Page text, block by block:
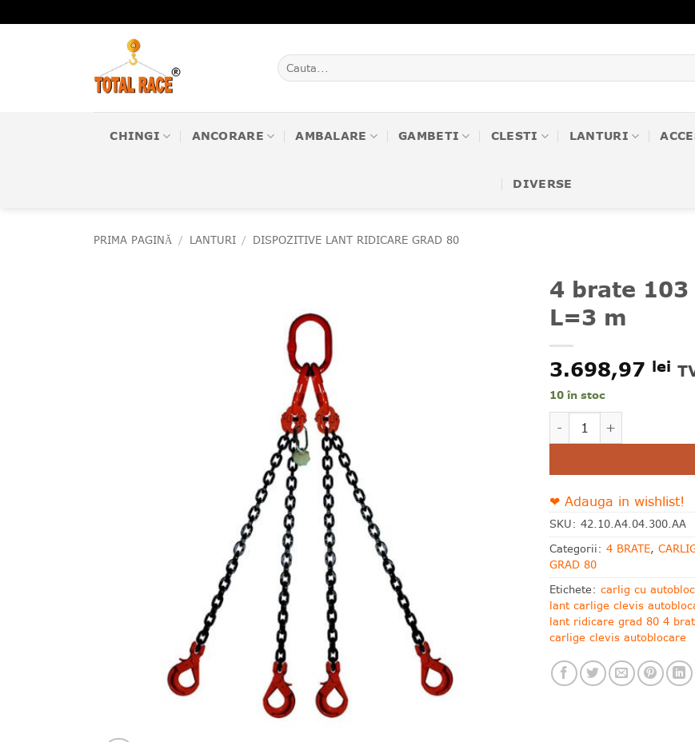
to
Caută
după:
CHINGI ANCORARE AMBALARE GAMBETI CLESTI LANTURI
DIVERSE
PRIMA PAGINĂ / LANTURI / DISPOZITIVE LANT RIDICARE GRAD 80
4 brate
L=3 m
3.698,97 lei
10 în stoc
Cantitate 4 brate 103
Alternative:
❤ Adauga in wishlist!
SKU: 42.10.A4.04.300.AA
Categorii: 4 BRATE,
GRAD 80
Etichete: carlig cu
lant carlige clevis
lant ridicare grad 80 4
carlige clevis autoblocare